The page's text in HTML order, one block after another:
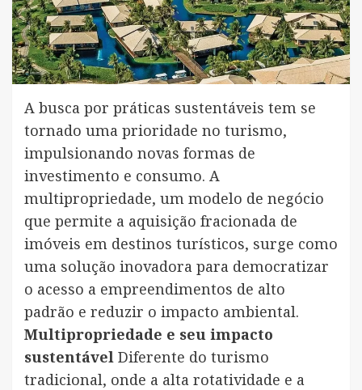
A busca por práticas sustentáveis tem se
tornado uma prioridade no turismo,
impulsionando novas formas de
investimento e consumo. A
multipropriedade, um modelo de negócio
que permite a aquisição fracionada de
imóveis em destinos turísticos, surge como
uma solução inovadora para democratizar
o acesso a empreendimentos de alto
padrão e reduzir o impacto ambiental.
Multipropriedade e seu impacto
sustentável Diferente do turismo
tradicional, onde a alta rotatividade e a